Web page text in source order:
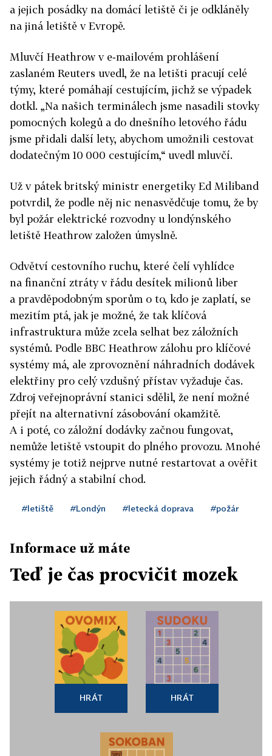
a jejich posádky na domácí letiště či je odkláněly
na jiná letiště v Evropě.
Mluvčí Heathrow v e‑mailovém prohlášení
zaslaném Reuters uvedl, že na letišti pracují celé
týmy, které pomáhají cestujícím, jichž se výpadek
dotkl. „Na našich terminálech jsme nasadili stovky
pomocných kolegů a do dnešního letového řádu
jsme přidali další lety, abychom umožnili cestovat
dodatečným 10 000 cestujícím,“ uvedl mluvčí.
Už v pátek britský ministr energetiky Ed Miliband
potvrdil, že podle něj nic nenasvědčuje tomu, že by
byl požár elektrické rozvodny u londýnského
letiště Heathrow založen úmyslně.
Odvětví cestovního ruchu, které čelí vyhlídce
na finanční ztráty v řádu desítek milionů liber
a pravděpodobným sporům o to, kdo je zaplatí, se
mezitím ptá, jak je možné, že tak klíčová
infrastruktura může zcela selhat bez záložních
systémů. Podle BBC Heathrow zálohu pro klíčové
systémy má, ale zprovoznění náhradních dodávek
elektřiny pro celý vzdušný přístav vyžaduje čas.
Zdroj veřejnoprávní stanici sdělil, že není možné
přejít na alternativní zásobování okamžitě.
A i poté, co záložní dodávky začnou fungovat,
nemůže letiště vstoupit do plného provozu. Mnohé
systémy je totiž nejprve nutné restartovat a ověřit
jejich řádný a stabilní chod.
#letiště #Londýn #letecká doprava #požár
Informace už máte
Teď je čas procvičit mozek
HRÁT HRÁT